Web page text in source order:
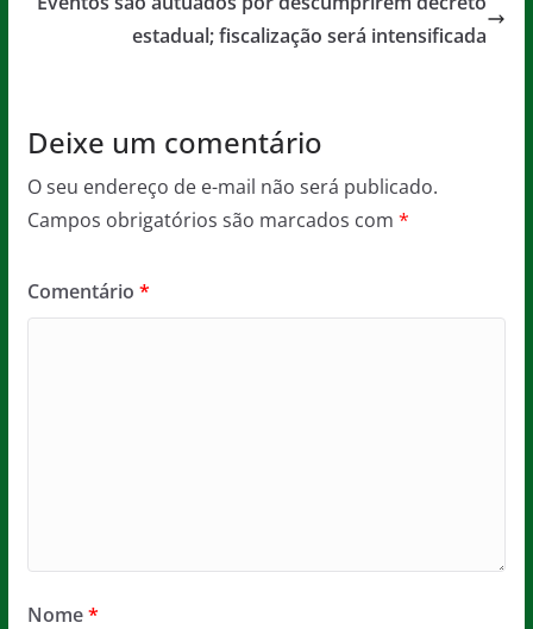
p
estadual; fiscalização será intensificada
Deixe um comentário
O seu endereço de e-mail não será publicado.
Campos obrigatórios são marcados com *
Comentário *
Nome*